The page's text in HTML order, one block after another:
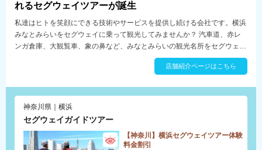
れるセグウェイツアーが誕生
私達はヒトを笑顔にできる技術やサービスを提供し続ける会社です。横浜
みなとみらいをセグウェイに乗って観光してみませんか？ 汽車道、赤レ
ンガ倉庫、大観覧車、象の鼻など、みなとみらいの観光名所をセグウェイ
で巡るガイドツアーです。 心地良い海風を感じながら、街の歴史や文化
にふれてみましょう。 春にはお花見しながら、秋には汽車道の桜並木の
店舗紹介ページはこちら
神奈川県｜横浜
セグウェイガイドツアー
【神奈川】横浜セグウェイツアー体験
料金割引